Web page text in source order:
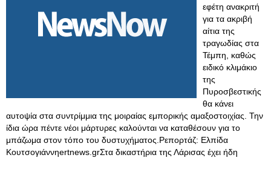
εφέτη ανακριτή
για τα ακριβή
αίτια της
τραγωδίας στα
Τέμπη, καθώς
ειδικό κλιμάκιο
της
Πυροσβεστικής
θα κάνει
αυτοψία στα συντρίμμια της μοιραίας εμπορικής αμαξοστοιχίας. Την
ίδια ώρα πέντε νέοι μάρτυρες καλούνται να καταθέσουν για το
μπάζωμα στον τόπο του δυστυχήματος.Ρεπορτάζ: Ελπίδα
Κουτσογιάννηertnews.grΣτα δικαστήρια της Λάρισας έχει ήδη